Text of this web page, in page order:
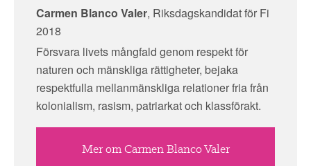
Carmen Blanco Valer, Riksdagskandidat för Fi
2018
Försvara livets mångfald genom respekt för
naturen och mänskliga rättigheter, bejaka
respektfulla mellanmänskliga relationer fria från
kolonialism, rasism, patriarkat och klassförakt.
Mer om Carmen Blanco Valer